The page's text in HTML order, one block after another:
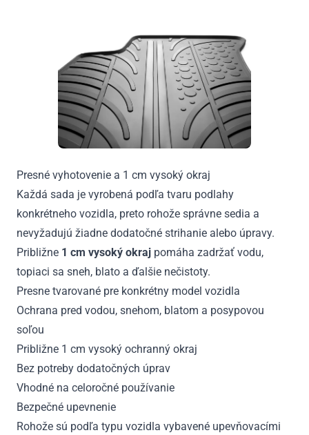
Presné vyhotovenie a 1 cm vysoký okraj
Každá sada je vyrobená podľa tvaru podlahy
konkrétneho vozidla, preto rohože správne sedia a
nevyžadujú žiadne dodatočné strihanie alebo úpravy.
Približne 1 cm vysoký okraj pomáha zadržať vodu,
topiaci sa sneh, blato a ďalšie nečistoty.
Presne tvarované pre konkrétny model vozidla
Ochrana pred vodou, snehom, blatom a posypovou
soľou
Približne 1 cm vysoký ochranný okraj
Bez potreby dodatočných úprav
Vhodné na celoročné používanie
Bezpečné upevnenie
Rohože sú podľa typu vozidla vybavené upevňovacími